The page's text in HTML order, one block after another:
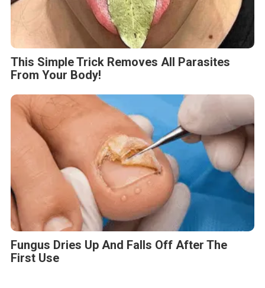
This Simple Trick Removes All Parasites
From Your Body!
Fungus Dries Up And Falls Off After The
First Use